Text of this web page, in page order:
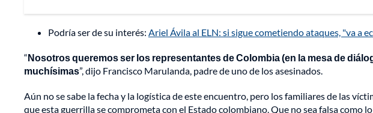
Podría ser de su interés: Ariel Ávila al ELN: si sigue cometiendo ataques, "va a
“Nosotros queremos ser los representantes de Colombia (en la mesa de
muchísimas”, dijo Francisco Marulanda, padre de uno de los asesinados.
Aún no se sabe la fecha y la logística de este encuentro, pero los familiares de las
que esta guerrilla se comprometa con el Estado colombiano. Que no sea falsa como